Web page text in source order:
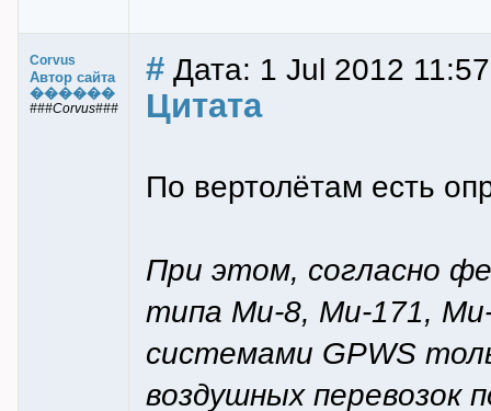
Corvus
Автор сайта
������
###Corvus###
# Дата: 1 Jul 2012 11:57
Цитата
По вертолётам есть
При этом, согласно
типа Ми-8, Ми-171,
системами GPWS
воздушных перевозок